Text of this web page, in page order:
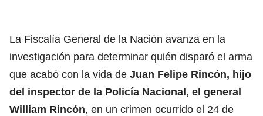
La Fiscalía General de la Nación avanza en la
investigación para determinar quién disparó el arma
que acabó con la vida de Juan Felipe Rincón, hijo
del inspector de la Policía Nacional, el general
William Rincón, en un crimen ocurrido el 24 de